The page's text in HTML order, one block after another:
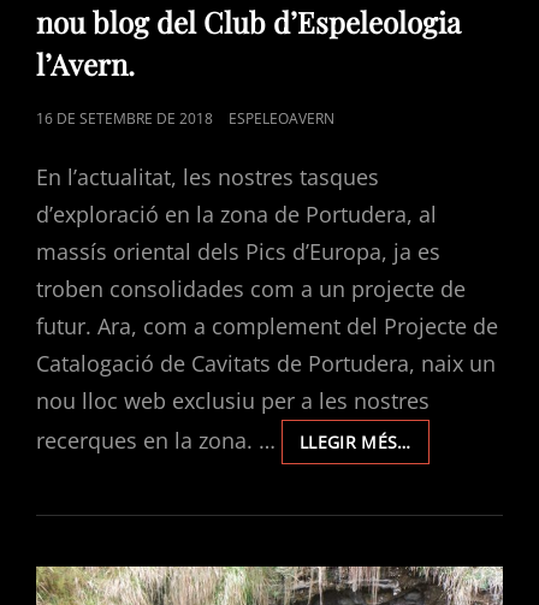
nou blog del Club d’Espeleologia
l’Avern.
POSTED
16 DE SETEMBRE DE 2018 ESPELEOAVERN
En l’actualitat, les nostres tasques
d’exploració en la zona de Portudera, al
massís oriental dels Pics d’Europa, ja es
troben consolidades com a un projecte de
futur. Ara, com a complement del Projecte de
Catalogació de Cavitats de Portudera, naix un
nou lloc web exclusiu per a les nostres
recerques en la zona. …
LLEGIR MÉS…
EN
UN
BLOG
DEL